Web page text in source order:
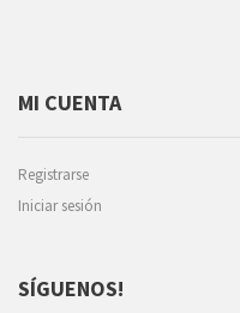
MI CUENTA
Registrarse
Iniciar sesión
SÍGUENOS!